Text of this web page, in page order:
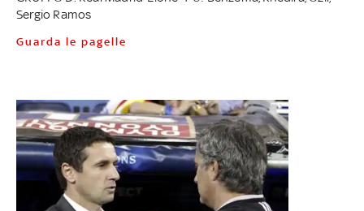
Sergio Ramos
Guarda le pagelle